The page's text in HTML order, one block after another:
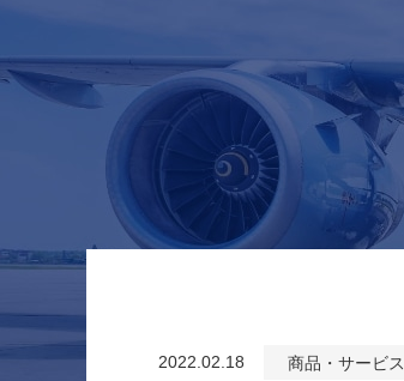
2022.02.18 商品・サービス